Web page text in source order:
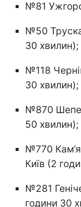
№81
№50
30 хвилин);
№118
30 хвилин);
№870
50 хвилин);
№770
Київ (2
№281
години 30